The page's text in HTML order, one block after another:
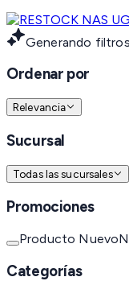
Generando filtros
Ordenar por
Relevancia
Sucursal
Todas las sucursales
Promociones
Producto Nuevo
Categorías